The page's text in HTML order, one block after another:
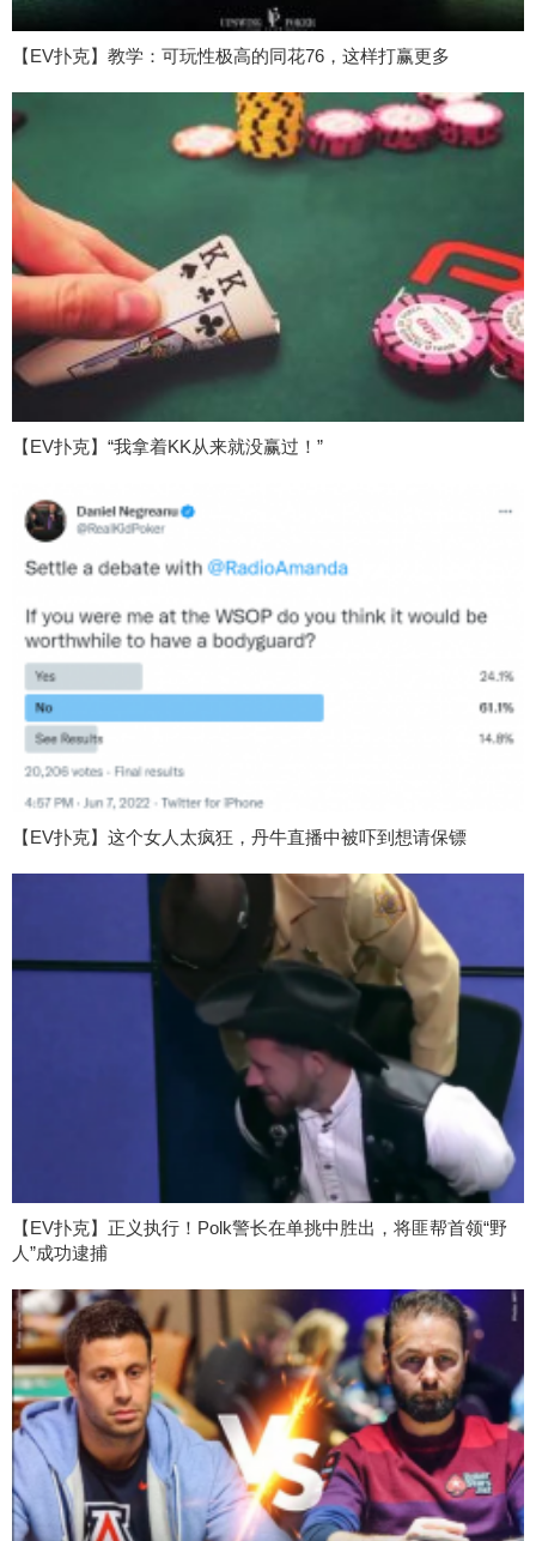
【EV扑克】教学：可玩性极高的同花76，这样打赢更多
【EV扑克】“我拿着KK从来就没赢过！”
【EV扑克】这个女人太疯狂，丹牛直播中被吓到想请保镖
【EV扑克】正义执行！Polk警长在单挑中胜出，将匪帮首领“野
人”成功逮捕